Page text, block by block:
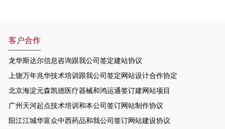
客户合作
龙华斯达尔信息咨询跟我公司签定建站协议
上饶万年兆华技术培训跟我公司签定网站设计合作协定
北京海淀元森凯德医疗器械和鸿运通签订建网站项目
广州天河起点技术培训和本公司签订网站制作协议
阳江江城华富众中西药品和我公司签订网站建设协议